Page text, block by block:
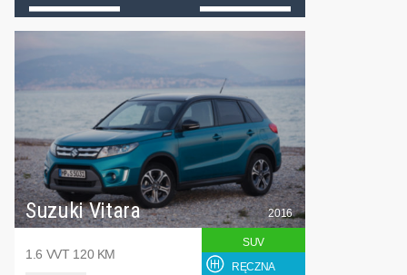
Suzuki Vitara
1.6 VVT 120 KM
2016
SUV
RĘCZNA